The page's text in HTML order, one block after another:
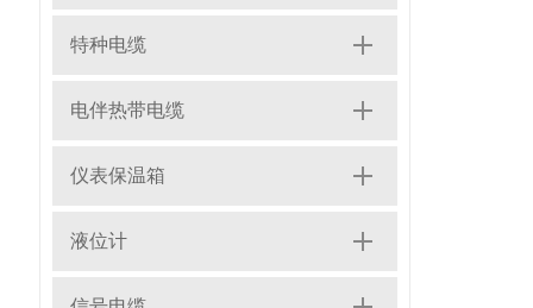
特种电缆
电伴热带电缆
仪表保温箱
液位计